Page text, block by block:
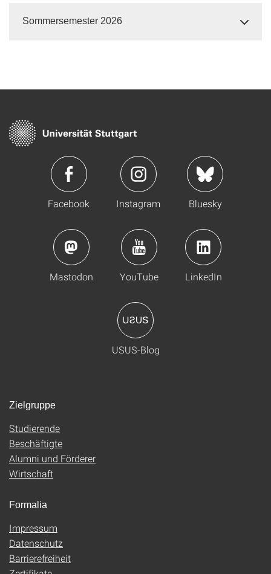
Sommersemester 2026
Facebook Instagram Bluesky
Mastodon YouTube LinkedIn
USUS-Blog
Zielgruppe
Studierende
Beschäftigte
Alumni und Förderer
Wirtschaft
Formalia
Impressum
Datenschutz
Barrierefreiheit